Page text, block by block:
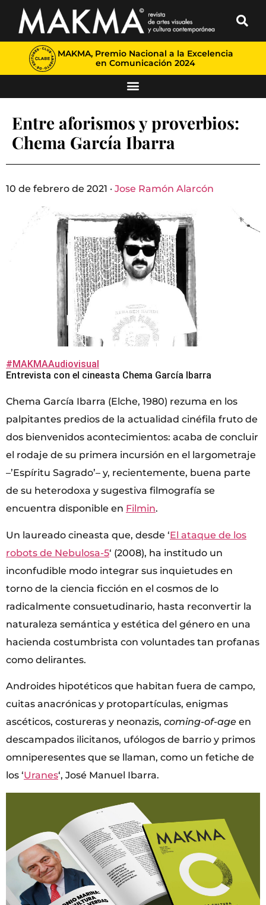
MAKMA, Premio Nacional a la Excelencia
en Comunicación 2024
Entre aforismos y proverbios:
Chema García Ibarra
10 de febrero de 2021 · Jose Ramón Alarcón
#MAKMAAudiovisual
Entrevista con el cineasta Chema García Ibarra
Chema García Ibarra (Elche, 1980) rezuma en los
palpitantes predios de la actualidad cinéfila fruto de
dos bienvenidos acontecimientos: acaba de concluir
el rodaje de su primera incursión en el largometraje
–’Espíritu Sagrado’– y, recientemente, buena parte
de su heterodoxa y sugestiva filmografía se
encuentra disponible en Filmin.
Un laureado cineasta que, desde ‘El ataque de los
robots de Nebulosa-5‘ (2008), ha institudo un
inconfudible modo integrar sus inquietudes en
torno de la ciencia ficción en el cosmos de lo
radicalmente consuetudinario, hasta reconvertir la
naturaleza semántica y estética del género en una
hacienda costumbrista con voluntades tan profanas
como delirantes.
Androides hipotéticos que habitan fuera de campo,
cuitas anacrónicas y protopartículas, enigmas
ascéticos, costureras y neonazis, coming-of-age en
descampados ilicitanos, ufólogos de barrio y primos
omniperesentes que se llaman, como un fetiche de
los ‘Uranes‘, José Manuel Ibarra.